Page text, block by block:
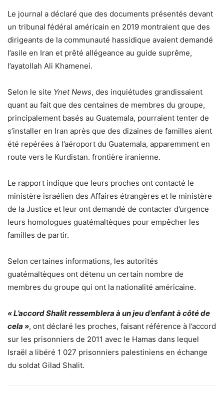
Le journal a déclaré que des documents présentés devant
un tribunal fédéral américain en 2019 montraient que des
dirigeants de la communauté hassidique avaient demandé
l’asile en Iran et prêté allégeance au guide suprême,
l’ayatollah Ali Khamenei.
Selon le site Ynet News, des inquiétudes grandissaient
quant au fait que des centaines de membres du groupe,
principalement basés au Guatemala, pourraient tenter de
s’installer en Iran après que des dizaines de familles aient
été repérées à l’aéroport du Guatemala, apparemment en
route vers le Kurdistan. frontière iranienne.
Le rapport indique que leurs proches ont contacté le
ministère israélien des Affaires étrangères et le ministère
de la Justice et leur ont demandé de contacter d’urgence
leurs homologues guatémaltèques pour empêcher les
familles de partir.
Selon certaines informations, les autorités
guatémaltèques ont détenu un certain nombre de
membres du groupe qui ont la nationalité américaine.
« L’accord Shalit ressemblera à un jeu d’enfant à côté de
cela », ont déclaré les proches, faisant référence à l’accord
sur les prisonniers de 2011 avec le Hamas dans lequel
Israël a libéré 1 027 prisonniers palestiniens en échange
du soldat Gilad Shalit.